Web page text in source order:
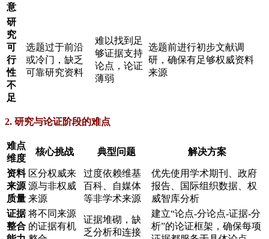
意
研
究
可
行
性
不
足
选题过于前沿
或冷门，缺乏
可靠研究资料
难以找到足
够证据支持
论点，论证
薄弱
选题前进行初步文献调
研，确保有足够权威资料
来源
2. 研究与论证阶段的难点
难点
维度
核心挑战 典型问题 解决方案
资料
来源
质量
区分权威来
源与非权威
来源
过度依赖维基
百科、自媒体
等非学术来源
优先使用学术期刊、政府
报告、国际组织数据、权
威智库分析
证据
整合
将不同来源
的证据有机
证据堆砌，缺
乏分析和连接
建立“论点-分论点-证据-分
析”的论证框架，确保每项